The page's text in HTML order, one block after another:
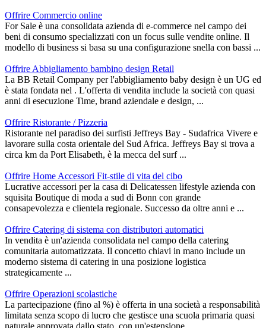
Offrire Commercio online
For Sale è una consolidata azienda di e-commerce nel campo dei
beni di consumo specializzati con un focus sulle vendite online. Il
modello di business si basa su una configurazione snella con bassi ...
Offrire Abbigliamento bambino design Retail
La BB Retail Company per l'abbigliamento baby design è un UG ed
è stata fondata nel . L'offerta di vendita include la società con quasi
anni di esecuzione Time, brand aziendale e design, ...
Offrire Ristorante / Pizzeria
Ristorante nel paradiso dei surfisti Jeffreys Bay - Sudafrica Vivere e
lavorare sulla costa orientale del Sud Africa. Jeffreys Bay si trova a
circa km da Port Elisabeth, è la mecca del surf ...
Offrire Home Accessori Fit-stile di vita del cibo
Lucrative accessori per la casa di Delicatessen lifestyle azienda con
squisita Boutique di moda a sud di Bonn con grande
consapevolezza e clientela regionale. Successo da oltre anni e ...
Offrire Catering di sistema con distributori automatici
In vendita è un'azienda consolidata nel campo della catering
comunitaria automatizzata. Il concetto chiavi in mano include un
moderno sistema di catering in una posizione logistica
strategicamente ...
Offrire Operazioni scolastiche
La partecipazione (fino al %) è offerta in una società a responsabilità
limitata senza scopo di lucro che gestisce una scuola primaria quasi
naturale approvata dallo stato, con un'estensione ...